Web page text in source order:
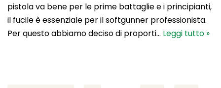
pistola va bene per le prime battaglie e i principianti,
il fucile è essenziale per il softgunner professionista.
Per questo abbiamo deciso di proporti… Leggi tutto »